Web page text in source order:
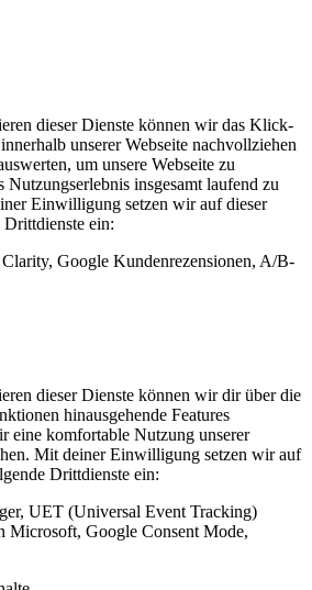
dieser Dienste können wir das Klick-
unserer Webseite nachvollziehen
um unsere Webseite zu
Nutzungserlebnis insgesamt laufend zu
Einwilligung setzen wir auf dieser
Drittdienste ein:
Google Kundenrezensionen, A/B-
dieser Dienste können wir dir über die
hinausgehende Features
eine komfortable Nutzung unserer
Mit deiner Einwilligung setzen wir auf
Drittdienste ein:
UET (Universal Event Tracking)
Microsoft, Google Consent Mode,